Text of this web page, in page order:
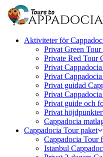
Aktiviteter för
Privat Green Tour
Private Red Tour
Privat
Privat
Privat guidad
Privat
Privat guide och
Privat
Cappadocia
Cappadocia Tour paket
Cappadocia Tour
Istanbul